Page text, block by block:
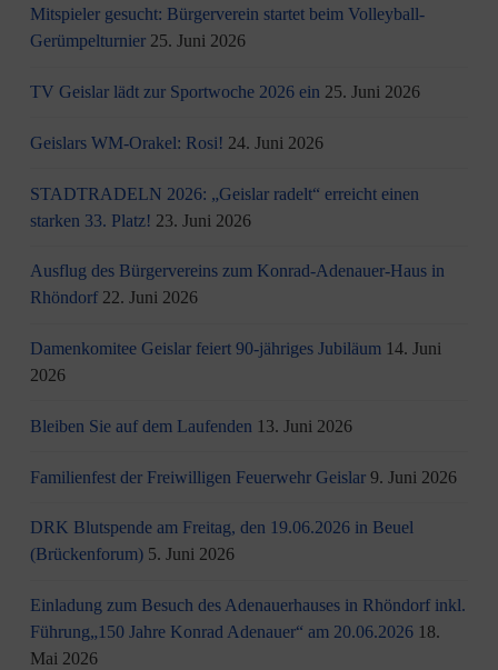
Mitspieler gesucht: Bürgerverein startet beim Volleyball-
Gerümpelturnier 25. Juni 2026
TV Geislar lädt zur Sportwoche 2026 ein 25. Juni 2026
Geislars WM-Orakel: Rosi! 24. Juni 2026
STADTRADELN 2026: „Geislar radelt“ erreicht einen
starken 33. Platz! 23. Juni 2026
Ausflug des Bürgervereins zum Konrad-Adenauer-Haus in
Rhöndorf 22. Juni 2026
Damenkomitee Geislar feiert 90-jähriges Jubiläum 14. Juni
2026
Bleiben Sie auf dem Laufenden 13. Juni 2026
Familienfest der Freiwilligen Feuerwehr Geislar 9. Juni 2026
DRK Blutspende am Freitag, den 19.06.2026 in Beuel
(Brückenforum) 5. Juni 2026
Einladung zum Besuch des Adenauerhauses in Rhöndorf inkl.
Führung„150 Jahre Konrad Adenauer“ am 20.06.2026 18.
Mai 2026